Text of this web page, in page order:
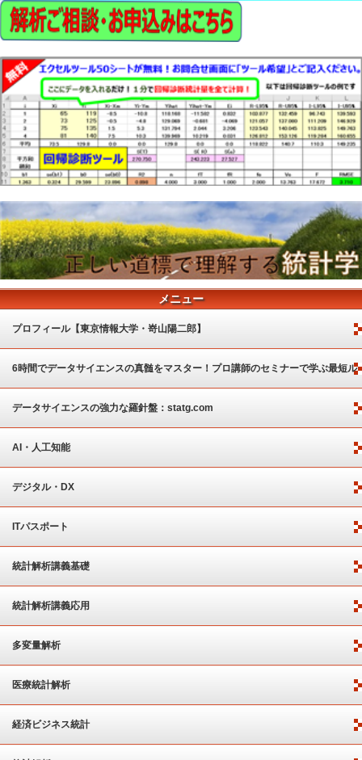
メニュー
プロフィール【東京情報大学・嵜山陽二郎】
6時間でデータサイエンスの真髄をマスター！プロ講師のセミナーで学ぶ最短ル
ート
データサイエンスの強力な羅針盤：statg.com
AI・人工知能
デジタル・DX
ITパスポート
統計解析講義基礎
統計解析講義応用
多変量解析
医療統計解析
経済ビジネス統計